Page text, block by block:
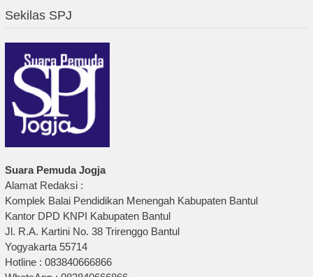
Sekilas SPJ
Suara Pemuda Jogja
Alamat Redaksi :
Komplek Balai Pendidikan Menengah Kabupaten Bantul
Kantor DPD KNPI Kabupaten Bantul
Jl. R.A. Kartini No. 38 Trirenggo Bantul
Yogyakarta 55714
Hotline : 083840666866